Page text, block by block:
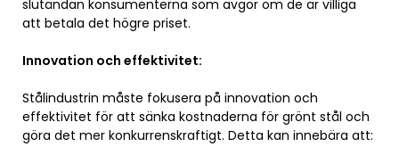
slutändan konsumenterna som avgör om de är villiga
att betala det högre priset.
Innovation och effektivitet:
Stålindustrin måste fokusera på innovation och
effektivitet för att sänka kostnaderna för grönt stål och
göra det mer konkurrenskraftigt. Detta kan innebära att: